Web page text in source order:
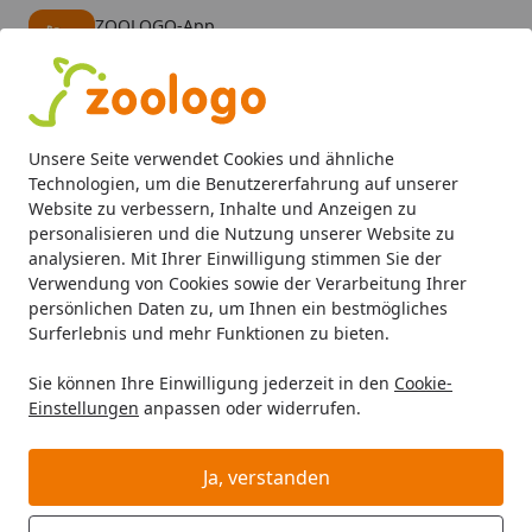
Unsere Seite verwendet Cookies und ähnliche
Technologien, um die Benutzererfahrung auf unserer
Website zu verbessern, Inhalte und Anzeigen zu
personalisieren und die Nutzung unserer Website zu
analysieren. Mit Ihrer Einwilligung stimmen Sie der
Verwendung von Cookies sowie der Verarbeitung Ihrer
persönlichen Daten zu, um Ihnen ein bestmögliches
Surferlebnis und mehr Funktionen zu bieten.
Sie können Ihre Einwilligung jederzeit in den Cookie-
Einstellungen anpassen oder widerrufen.
Ja, verstanden
ZOOLOGO-App
Alle Produkte
Mein Konto
Suchen
Startseite
Hund Hundeschlafplätze Kissen Designed by Lotte
Designed by Lotte Liegekissen
Ribbed rosa Hundeschlafplatz